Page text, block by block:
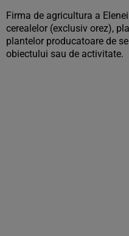
Firma de agricultura a
cerealelor (exclusiv orez),
plantelor producatoare de
obiectului sau de activitate.